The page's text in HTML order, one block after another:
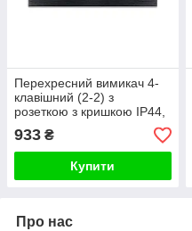
Перехресний вимикач 4-
клавішний (2-2) з
розеткою з кришкою IP44,
заземлення, WALLPAD,
чорний алюміній
933 ₴
Купити
Про нас